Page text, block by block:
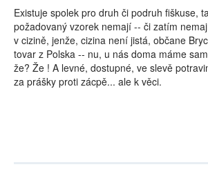
Existuje spolek pro druh či podruh fiškuse,
požadovaný vzorek nemají -- či zatím
v cizině, jenže, cizina není jistá, občane
tovar z Polska -- nu, u nás doma máme
že? Že ! A levné, dostupné, ve slevě
za prášky proti zácpě... ale k věci.